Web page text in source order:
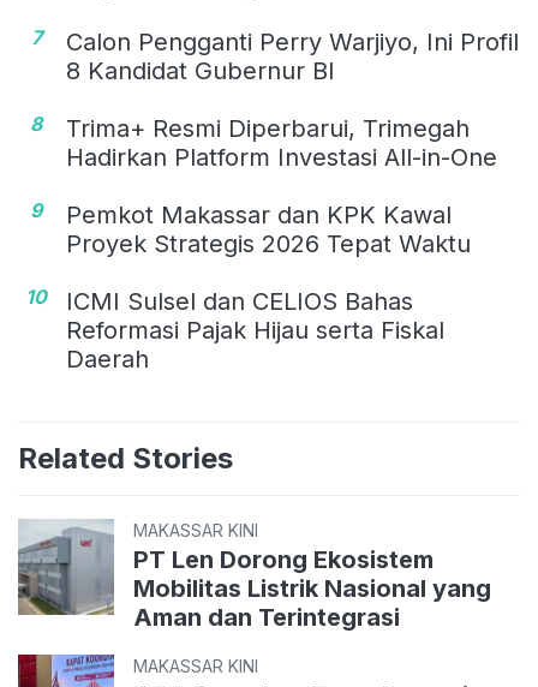
7
Calon Pengganti Perry Warjiyo, Ini Profil
8 Kandidat Gubernur BI
8
Trima+ Resmi Diperbarui, Trimegah
Hadirkan Platform Investasi All-in-One
9
Pemkot Makassar dan KPK Kawal
Proyek Strategis 2026 Tepat Waktu
10
ICMI Sulsel dan CELIOS Bahas
Reformasi Pajak Hijau serta Fiskal
Daerah
Related Stories
MAKASSAR KINI
PT Len Dorong Ekosistem
Mobilitas Listrik Nasional yang
Aman dan Terintegrasi
MAKASSAR KINI